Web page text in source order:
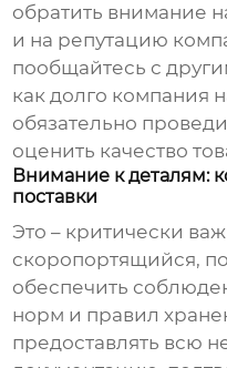
обратить внимание
и на репутацию
пообщайтесь с
как долго компания
обязательно
оценить качество
Внимание к деталям:
поставки
Это – критически
скоропортящийся,
обеспечить
норм и правил
предоставлять всю